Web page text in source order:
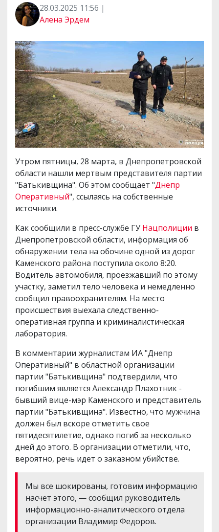
28.03.2025 11:56 |
Алена Эрдем
Утром пятницы, 28 марта, в Днепропетровской
области нашли мертвым представителя партии
"Батькивщина". Об этом сообщает "Днепр
Оперативный", ссылаясь на собственные
источники.
Как сообщили в пресс-службе ГУ Нацполиции в
Днепропетровской области, информация об
обнаружении тела на обочине одной из дорог
Каменского района поступила около 8:20.
Водитель автомобиля, проезжавший по этому
участку, заметил тело человека и немедленно
сообщил правоохранителям. На место
происшествия выехала следственно-
оперативная группа и криминалистическая
лаборатория.
В комментарии журналистам ИА "Днепр
Оперативный" в областной организации
партии "Батькивщина" подтвердили, что
погибшим является Александр Плахотник -
бывший вице-мэр Каменского и представитель
партии "Батькивщина". Известно, что мужчина
должен был вскоре отметить свое
пятидесятилетие, однако погиб за несколько
дней до этого. В организации отметили, что,
вероятно, речь идет о заказном убийстве.
Мы все шокированы, готовим информацию
насчет этого, — сообщил руководитель
информационно-аналитического отдела
организации Владимир Федоров.